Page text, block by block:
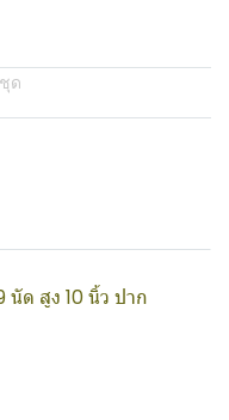
ด
ด สูง 10 นิ้ว ปาก